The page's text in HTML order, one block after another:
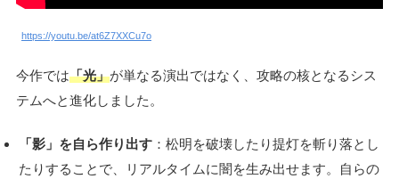
https://youtu.be/at6Z7XXCu7o
今作では「光」が単なる演出ではなく、攻略の核となるシス
テムへと進化しました。
「影」を自ら作り出す ：松明を破壊したり提灯を斬り落とし
たりすることで、リアルタイムに闇を生み出せます。自らの